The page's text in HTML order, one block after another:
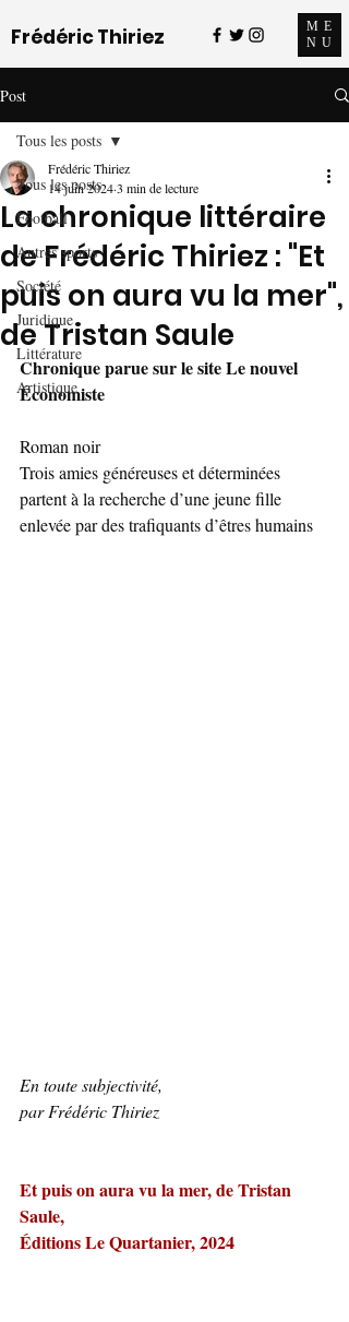
Frédéric Thiriez
ME
NU
Post
Tous les posts
Football
Autres sports
Société
Juridique
Littérature
Artistique
Tous les posts
La chronique littéraire
de Frédéric Thiriez : "Et
puis on aura vu la mer",
de Tristan Saule
Frédéric Thiriez
14 juin 20243 min de lecture
Chronique parue sur le site Le nouvel
Économiste
Roman noir
Trois amies généreuses et déterminées
partent à la recherche d’une jeune fille
enlevée par des trafiquants d’êtres humains
En toute subjectivité,
par Frédéric Thiriez
Et puis on aura vu la mer, de Tristan
Saule,
Éditions Le Quartanier, 2024